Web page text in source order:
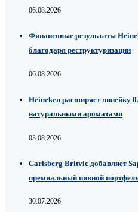
06.08.2026
Финансовые результаты
благодаря реструктуризации
06.08.2026
Heineken расширяет линейку
натуральными ароматами
03.08.2026
Carlsberg Britvic добавляет
премиальный пивной
30.07.2026